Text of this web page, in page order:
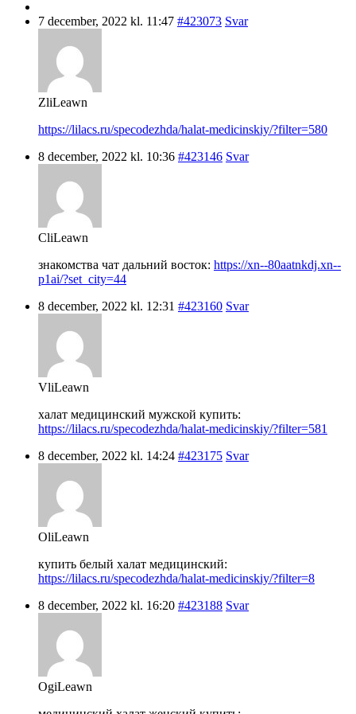
7 december, 2022 kl. 11:47 #423073 Svar
ZliLeawn
https://lilacs.ru/specodezhda/halat-medicinskiy/?filter=580
8 december, 2022 kl. 10:36 #423146 Svar
CliLeawn
знакомства чат дальний восток: https://xn--80aatnkdj.xn--
p1ai/?set_city=44
8 december, 2022 kl. 12:31 #423160 Svar
VliLeawn
халат медицинский мужской купить:
https://lilacs.ru/specodezhda/halat-medicinskiy/?filter=581
8 december, 2022 kl. 14:24 #423175 Svar
OliLeawn
купить белый халат медицинский:
https://lilacs.ru/specodezhda/halat-medicinskiy/?filter=8
8 december, 2022 kl. 16:20 #423188 Svar
OgiLeawn